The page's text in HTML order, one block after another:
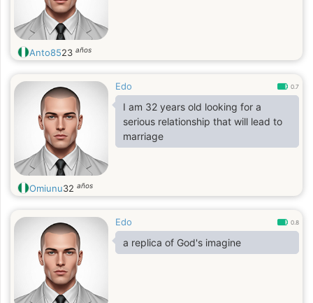
Anto8523 años
Edo 0.7
I am 32 years old looking for a
serious relationship that will lead to
marriage
Omiunu32 años
Edo 0.8
a replica of God's imagine